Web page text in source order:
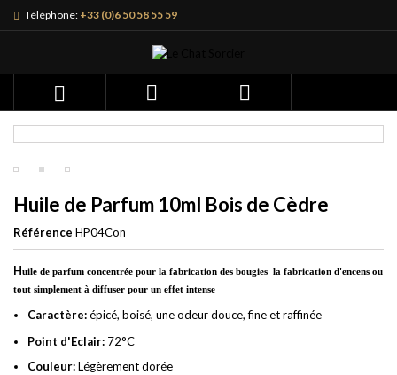
Téléphone: +33 (0)6 50 58 55 59
  
Huile de Parfum 10ml Bois de Cèdre
Référence HP04Con
Huile de parfum concentrée pour la fabrication des bougies la fabrication d'encens ou
tout simplement à diffuser pour un effet intense
Caractère:épicé, boisé, une odeur douce, fine et raffinée
Point d'Eclair: 72°C
Couleur:Légèrement dorée